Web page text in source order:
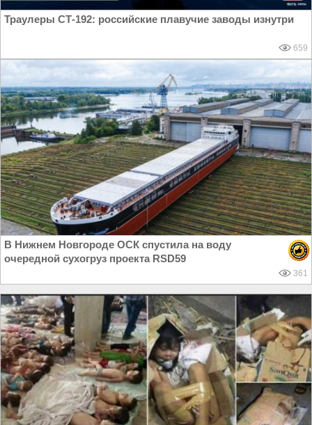
Траулеры СТ-192: российские плавучие заводы изнутри
659
В Нижнем Новгороде ОСК спустила на воду
очередной сухогруз проекта RSD59
361